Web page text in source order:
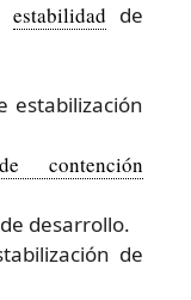
estabilidad de
estabilización
contención
desarrollo.
de